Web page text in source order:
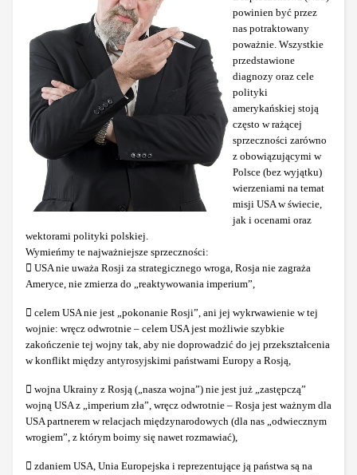
powinien być przez
nas potraktowany
poważnie. Wszystkie
przedstawione
diagnozy oraz cele
polityki
amerykańskiej stoją
często w rażącej
sprzeczności zarówno
z obowiązującymi w
Polsce (bez wyjątku)
wierzeniami na temat
misji USA w świecie,
jak i ocenami oraz
wektorami polityki polskiej.
Wymieńmy te najważniejsze sprzeczności:
 USA nie uważa Rosji za strategicznego wroga, Rosja nie zagraża
Ameryce, nie zmierza do „reaktywowania imperium”,
 celem USA nie jest „pokonanie Rosji”, ani jej wykrwawienie w tej
wojnie: wręcz odwrotnie – celem USA jest możliwie szybkie
zakończenie tej wojny tak, aby nie doprowadzić do jej przekształcenia
w konflikt między antyrosyjskimi państwami Europy a Rosją,
 wojna Ukrainy z Rosją („nasza wojna”) nie jest już „zastępczą”
wojną USA z „imperium zła”, wręcz odwrotnie – Rosja jest ważnym dla
USA partnerem w relacjach międzynarodowych (dla nas „odwiecznym
wrogiem”, z którym boimy się nawet rozmawiać),
 zdaniem USA, Unia Europejska i reprezentujące ją państwa są na